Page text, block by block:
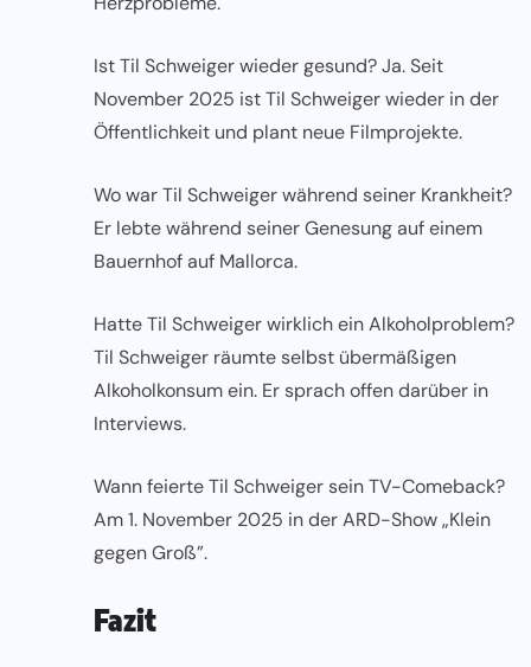
Ist Til Schweiger wieder gesund? Ja. Seit
November 2025 ist Til Schweiger wieder in der
Öffentlichkeit und plant neue Filmprojekte.
Wo war Til Schweiger während seiner Krankheit?
Er lebte während seiner Genesung auf einem
Bauernhof auf Mallorca.
Hatte Til Schweiger wirklich ein Alkoholproblem?
Til Schweiger räumte selbst übermäßigen
Alkoholkonsum ein. Er sprach offen darüber in
Interviews.
Wann feierte Til Schweiger sein TV-Comeback?
Am 1. November 2025 in der ARD-Show „Klein
gegen Groß”.
Fazit